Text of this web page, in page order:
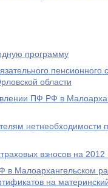
программу
области
ПФ РФ в
нетнеобходимости
взносов на 2012
Малоархангельском
на